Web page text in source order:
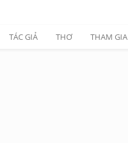
TÁC GIẢ THƠ THAM GIA